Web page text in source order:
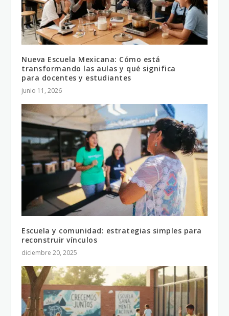
Nueva Escuela Mexicana: Cómo está
transformando las aulas y qué significa
para docentes y estudiantes
junio 11, 2026
Escuela y comunidad: estrategias simples para
reconstruir vínculos
diciembre 20, 2025